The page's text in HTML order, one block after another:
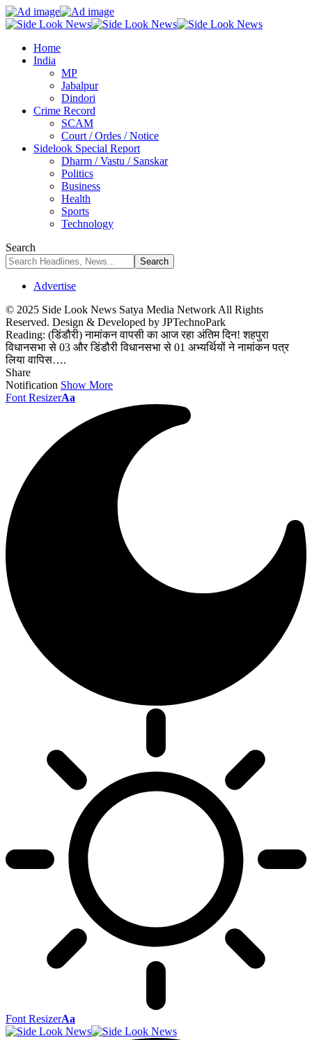
Home
India
MP
Jabalpur
Dindori
Crime Record
SCAM
Court / Ordes / Notice
Sidelook Special Report
Dharm / Vastu / Sanskar
Politics
Business
Health
Sports
Technology
Search
Advertise
© 2025 Side Look News Satya Media Network All Rights
Reserved. Design & Developed by JPTechnoPark
Reading: (डिंडौरी) नामांकन वापसी का आज रहा अंतिम दिन! शहपुरा
विधानसभा से 03 और डिंडौरी विधानसभा से 01 अभ्यर्थियों ने नामांकन पत्र
लिया वापिस….
Share
Notification Show More
Font ResizerAa
Font ResizerAa